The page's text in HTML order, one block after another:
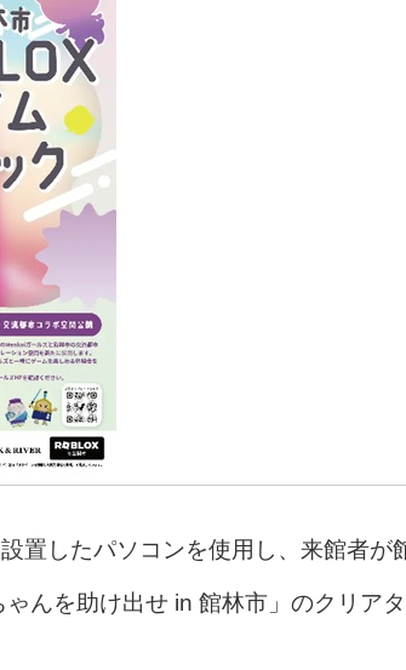
置したパソコンを使用し、来館者が
んを助け出せ in 館林市」のクリアタ